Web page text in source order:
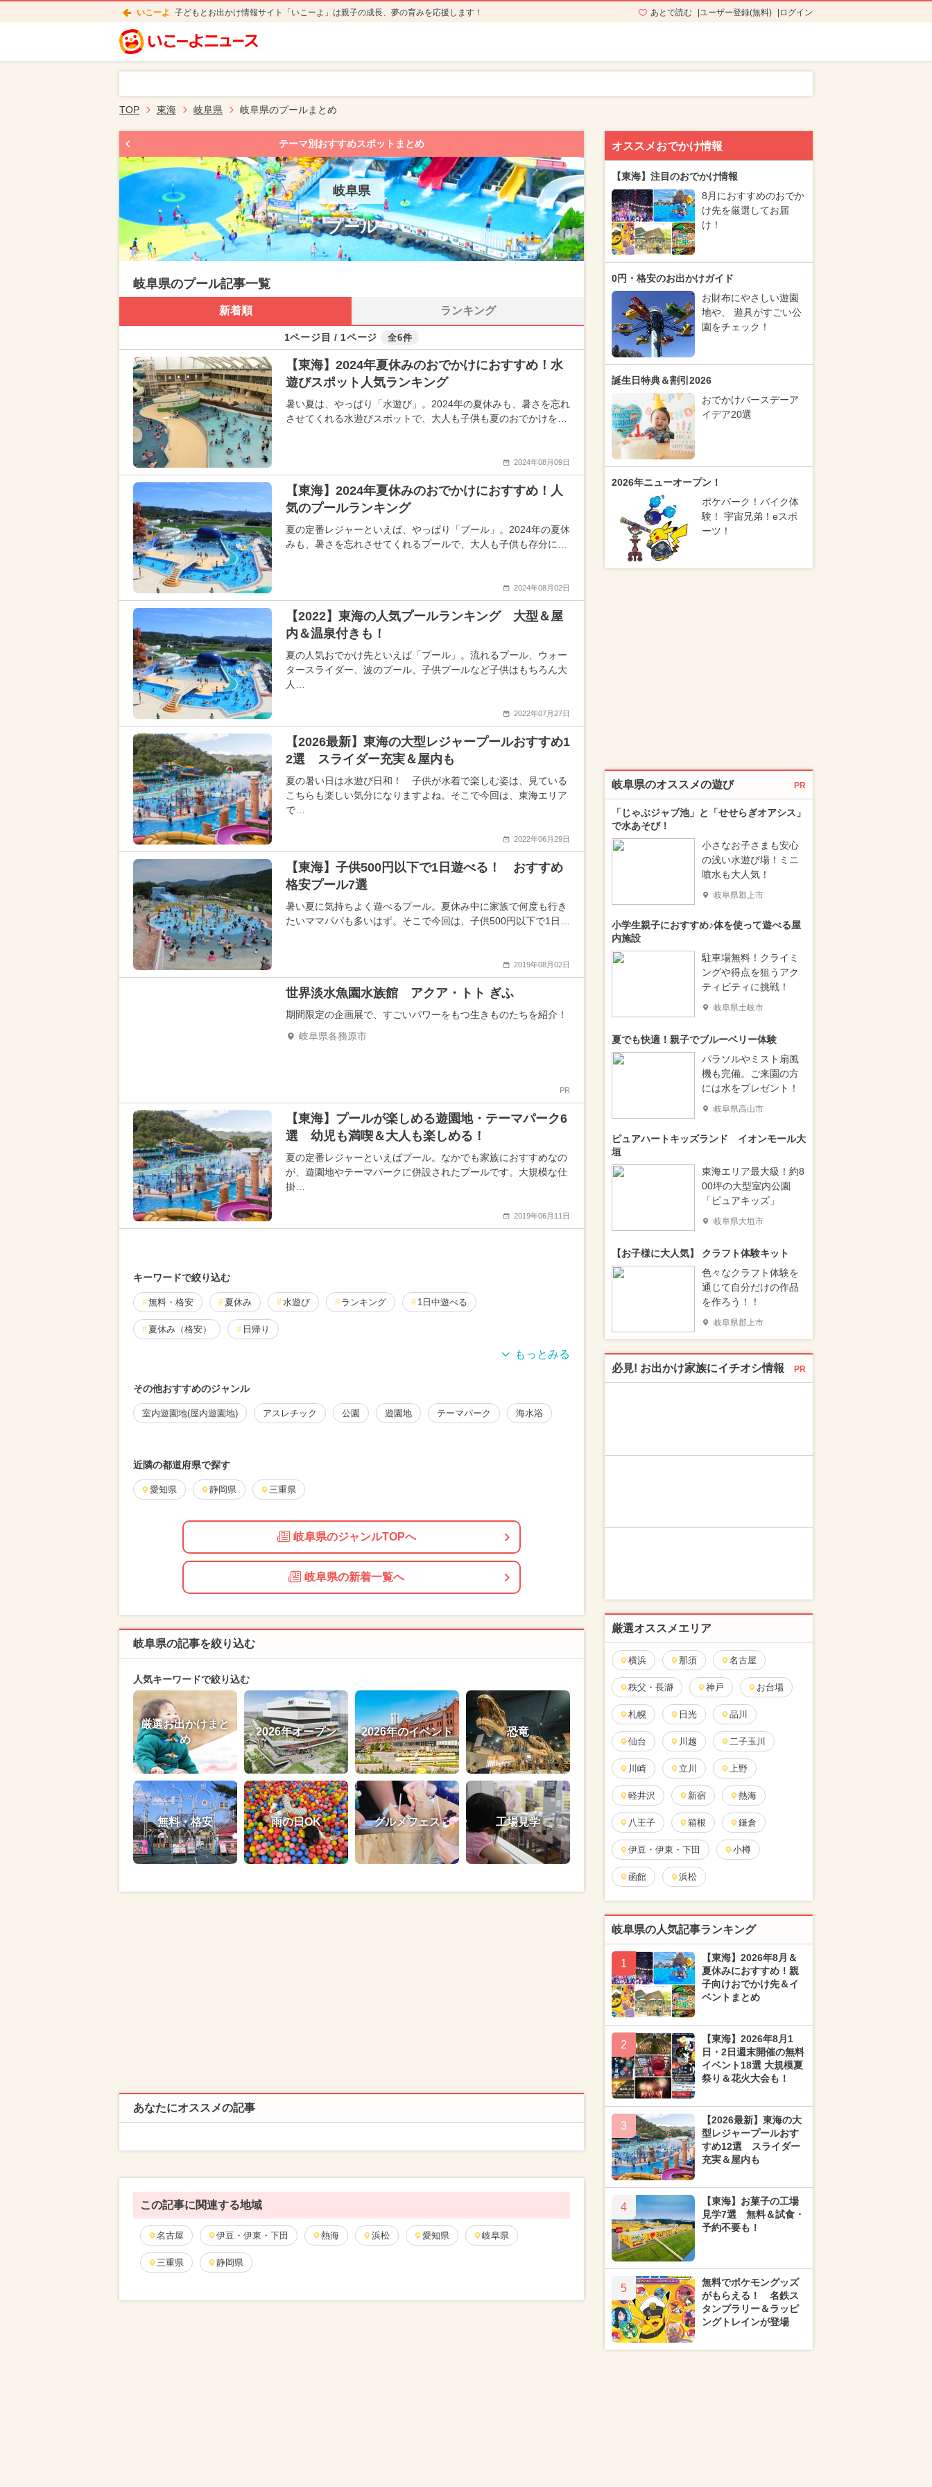
いこーよ 子どもとお出かけ情報サイト「いこーよ」は親子の成長、夢の育みを応援します！ あとで読む ユーザー登録(無料) ログイン
TOP 東海 岐阜県 岐阜県のプールまとめ
テーマ別おすすめスポットまとめ
岐阜県
プール
岐阜県のプール記事一覧
新着順 ランキング
1ページ目 / 1ページ 全6件
【東海】2024年夏休みのおでかけにおすすめ！水
遊びスポット人気ランキング
暑い夏は、やっぱり「水遊び」。2024年の夏休みも、暑さを忘れ
させてくれる水遊びスポットで、大人も子供も夏のおでかけを…
2024年08月09日
【東海】2024年夏休みのおでかけにおすすめ！人
気のプールランキング
夏の定番レジャーといえば、やっぱり「プール」。2024年の夏休
みも、暑さを忘れさせてくれるプールで、大人も子供も存分に…
2024年08月02日
【2022】東海の人気プールランキング 大型＆屋
内＆温泉付きも！
夏の人気おでかけ先といえば「プール」。流れるプール、ウォー
タースライダー、波のプール、子供プールなど子供はもちろん大
人…
2022年07月27日
【2026最新】東海の大型レジャープールおすすめ1
2選 スライダー充実＆屋内も
夏の暑い日は水遊び日和！ 子供が水着で楽しむ姿は、見ている
こちらも楽しい気分になりますよね。そこで今回は、東海エリア
で…
2022年06月29日
【東海】子供500円以下で1日遊べる！ おすすめ
格安プール7選
暑い夏に気持ちよく遊べるプール。夏休み中に家族で何度も行き
たいママパパも多いはず。そこで今回は、子供500円以下で1日…
2019年08月02日
世界淡水魚園水族館 アクア・トト ぎふ
期間限定の企画展で、すごいパワーをもつ生きものたちを紹介！
岐阜県各務原市
PR
【東海】プールが楽しめる遊園地・テーマパーク6
選 幼児も満喫＆大人も楽しめる！
夏の定番レジャーといえばプール。なかでも家族におすすめなの
が、遊園地やテーマパークに併設されたプールです。大規模な仕
掛…
2019年06月11日
キーワードで絞り込む
無料・格安 夏休み 水遊び ランキング 1日中遊べる
夏休み（格安） 日帰り
その他おすすめのジャンル
室内遊園地(屋内遊園地) アスレチック 公園 遊園地 テーマパーク 海水浴
近隣の都道府県で探す
愛知県 静岡県 三重県
岐阜県のジャンルTOPへ
岐阜県の新着一覧へ
岐阜県の記事を絞り込む
人気キーワードで絞り込む
厳選お出かけまと
め
2026年オープン 2026年のイベント 恐竜
無料・格安 雨の日OK グルメフェス 工場見学
あなたにオススメの記事
この記事に関連する地域
名古屋 伊豆・伊東・下田 熱海 浜松 愛知県 岐阜県
三重県 静岡県
オススメおでかけ情報
【東海】注目のおでかけ情報
8月におすすめのおでか
け先を厳選してお届
け！
0円・格安のお出かけガイド
お財布にやさしい遊園
地や、 遊具がすごい公
園をチェック！
誕生日特典＆割引2026
おでかけバースデーア
イデア20選
2026年ニューオープン！
ポケパーク！バイク体
験！ 宇宙兄弟！eスポ
ーツ！
岐阜県のオススメの遊び PR
「じゃぶジャブ池」と「せせらぎオアシス」
で水あそび！
小さなお子さまも安心
の浅い水遊び場！ミニ
噴水も大人気！
岐阜県郡上市
小学生親子におすすめ♪体を使って遊べる屋
内施設
駐車場無料！クライミ
ングや得点を狙うアク
ティビティに挑戦！
岐阜県土岐市
夏でも快適！親子でブルーベリー体験
パラソルやミスト扇風
機も完備。ご来園の方
には水をプレゼント！
岐阜県高山市
ピュアハートキッズランド イオンモール大
垣
東海エリア最大級！約8
00坪の大型室内公園
「ピュアキッズ」
岐阜県大垣市
【お子様に大人気】 クラフト体験キット
色々なクラフト体験を
通じて自分だけの作品
を作ろう！！
岐阜県郡上市
必見! お出かけ家族にイチオシ情報 PR
厳選オススメエリア
横浜 那須 名古屋
秩父・長瀞 神戸 お台場
札幌 日光 品川
仙台 川越 二子玉川
川崎 立川 上野
軽井沢 新宿 熱海
八王子 箱根 鎌倉
伊豆・伊東・下田 小樽
函館 浜松
岐阜県の人気記事ランキング
1
【東海】2026年8月＆
夏休みにおすすめ！親
子向けおでかけ先＆イ
ベントまとめ
2
【東海】2026年8月1
日・2日週末開催の無料
イベント18選 大規模夏
祭り＆花火大会も！
3
【2026最新】東海の大
型レジャープールおす
すめ12選 スライダー
充実＆屋内も
4
【東海】お菓子の工場
見学7選 無料＆試食・
予約不要も！
5
無料でポケモングッズ
がもらえる！ 名鉄ス
タンプラリー＆ラッピ
ングトレインが登場